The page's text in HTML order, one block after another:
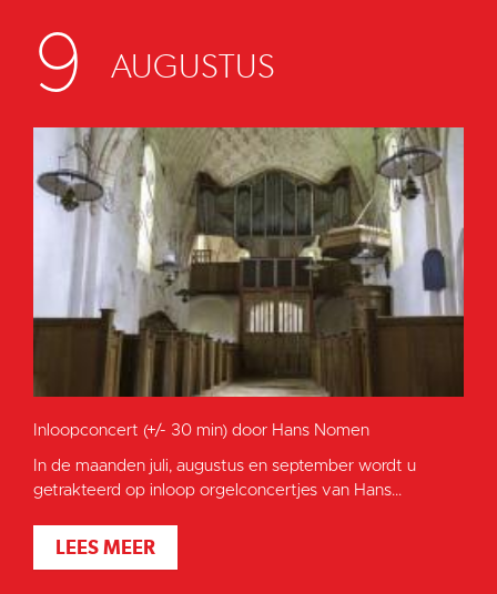
9 AUGUSTUS
Inloopconcert (+/- 30 min) door Hans Nomen
In de maanden juli, augustus en september wordt u
getrakteerd op inloop orgelconcertjes van Hans...
LEES MEER